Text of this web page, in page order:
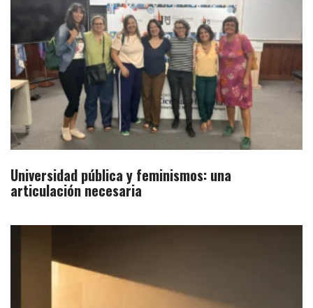
Universidad pública y feminismos: una
articulación necesaria